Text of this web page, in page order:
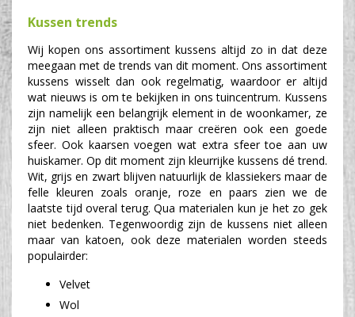
Kussen trends
Wij kopen ons assortiment kussens altijd zo in dat deze
meegaan met de trends van dit moment. Ons assortiment
kussens wisselt dan ook regelmatig, waardoor er altijd
wat nieuws is om te bekijken in ons tuincentrum. Kussens
zijn namelijk een belangrijk element in de woonkamer, ze
zijn niet alleen praktisch maar creëren ook een goede
sfeer. Ook kaarsen voegen wat extra sfeer toe aan uw
huiskamer. Op dit moment zijn kleurrijke kussens dé trend.
Wit, grijs en zwart blijven natuurlijk de klassiekers maar de
felle kleuren zoals oranje, roze en paars zien we de
laatste tijd overal terug. Qua materialen kun je het zo gek
niet bedenken. Tegenwoordig zijn de kussens niet alleen
maar van katoen, ook deze materialen worden steeds
populairder:
Velvet
Wol